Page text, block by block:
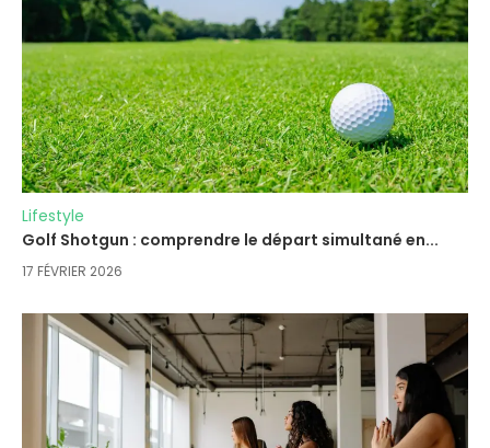
Lifestyle
Golf Shotgun : comprendre le départ simultané en...
17 FÉVRIER 2026